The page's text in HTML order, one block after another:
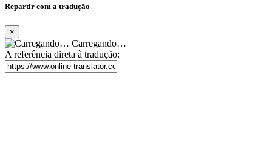
Repartir com a tradução
×
Carregando…
A referência direta à tradução: